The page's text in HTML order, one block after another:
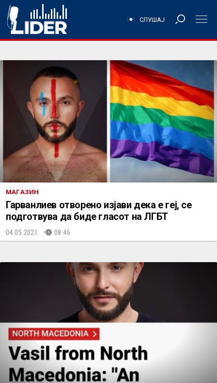
СЛУШАЈ
МАГАЗИН
Гарванлиев отворено изјави дека е геј, се
подготвува да биде гласот на ЛГБТ
04.05.2021. 08:46